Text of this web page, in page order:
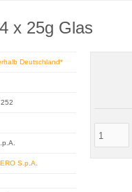
x 25g Glas
Deutschland*
S.p.A.